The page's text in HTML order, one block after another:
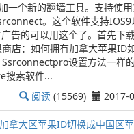
一个新的翻墙工具。支持使用
。这个软件支持
告的可以用这个了。首先下
店：如何拥有加拿大苹果ID
设置方法一样
搜索软件...
阅读 (15569) 2017-
拿大区苹果ID切换成中国区